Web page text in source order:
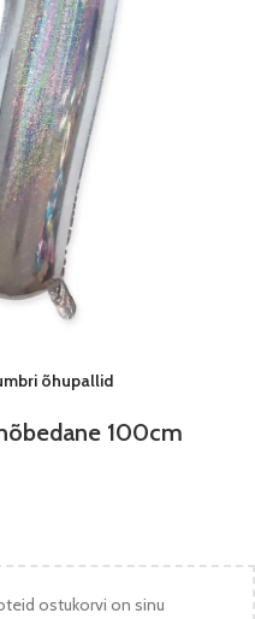
õhupallid
100cm
ostukorvi on sinu